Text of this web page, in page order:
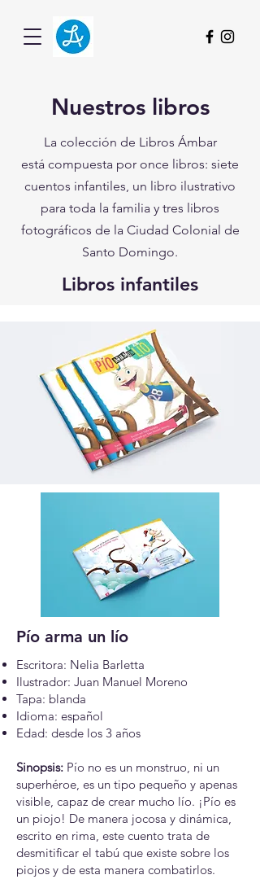
Nuestros libros
La colección de Libros Ámbar
está compuesta por once libros: siete
cuentos infantiles, un libro ilustrativo
para toda la familia y tres libros
fotográficos de la Ciudad Colonial de
Santo Domingo.
Libros infantiles
Pío arma un lío
Escritora: Nelia Barletta
Ilustrador: Juan Manuel Moreno
Tapa: blanda
Idioma: español
Edad: desde los 3 años
Sinopsis: Pío no es un monstruo, ni un
superhéroe, es un tipo pequeño y apenas
visible, capaz de crear mucho lío. ¡Pío es
un piojo! De manera jocosa y dinámica,
escrito en rima, este cuento trata de
desmitificar el tabú que existe sobre los
piojos y de esta manera combatirlos.